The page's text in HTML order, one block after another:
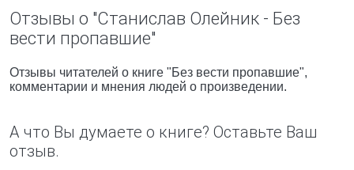
Отзывы о "Станислав Олейник - Без
вести пропавшие"
Отзывы читателей о книге "Без вести пропавшие",
комментарии и мнения людей о произведении.
А что Вы думаете о книге? Оставьте Ваш
отзыв.